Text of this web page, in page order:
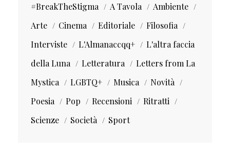
#BreakTheStigma A Tavola
Ambiente
Arte
Cinema Editoriale
Filosofia
Interviste
L'Almanaccqq+
L'altra faccia
della Luna
Letteratura
Letters from La
Mystica
LGBTQ+ Musica
Novità
Poesia
Pop Recensioni
Ritratti
Scienze
Società Sport